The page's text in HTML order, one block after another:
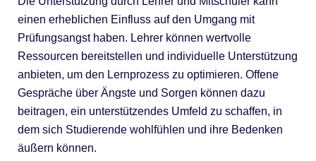
einen erheblichen Einfluss auf den Umgang mit
Prüfungsangst haben. Lehrer können wertvolle
Ressourcen bereitstellen und individuelle Unterstützung
anbieten, um den Lernprozess zu optimieren. Offene
Gespräche über Ängste und Sorgen können dazu
beitragen, ein unterstützendes Umfeld zu schaffen, in
dem sich Studierende wohlfühlen und ihre Bedenken
äußern können.